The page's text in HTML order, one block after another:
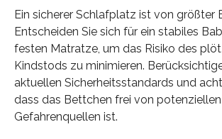
Ein sicherer Schlafplatz ist von größter
Entscheiden Sie sich für ein stabiles
festen Matratze, um das Risiko des
Kindstods zu minimieren.
aktuellen Sicherheitsstandards und
dass das Bettchen frei von potenziellen
Gefahrenquellen ist.